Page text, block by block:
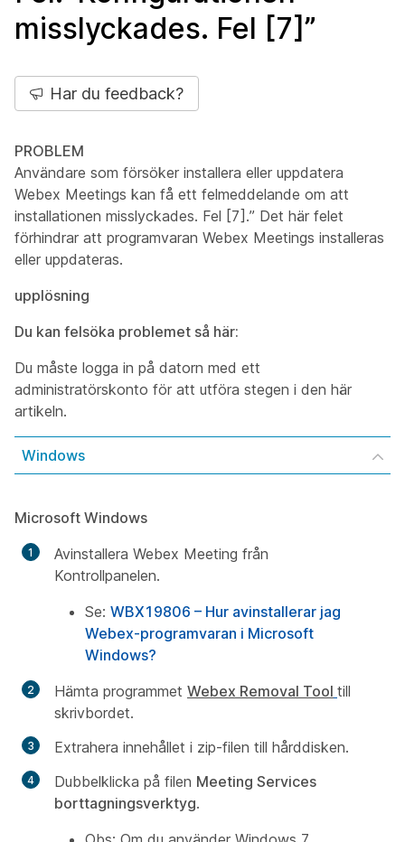
misslyckades. Fel [7]”
Har du feedback?
PROBLEM
Användare som försöker installera eller uppdatera
Webex Meetings kan få ett felmeddelande om att
installationen misslyckades. Fel [7].” Det här felet
förhindrar att programvaran Webex Meetings installeras
eller uppdateras.
upplösning
Du kan felsöka problemet så här:
Du måste logga in på datorn med ett
administratörskonto för att utföra stegen i den här
artikeln.
Windows
Microsoft Windows
Avinstallera Webex Meeting från
Kontrollpanelen.
Se: WBX19806 – Hur avinstallerar jag
Webex-programvaran i Microsoft
Windows?
Hämta programmet Webex Removal Tool till
skrivbordet.
Extrahera innehållet i zip-filen till hårddisken.
Dubbelklicka på filen Meeting Services
borttagningsverktyg.